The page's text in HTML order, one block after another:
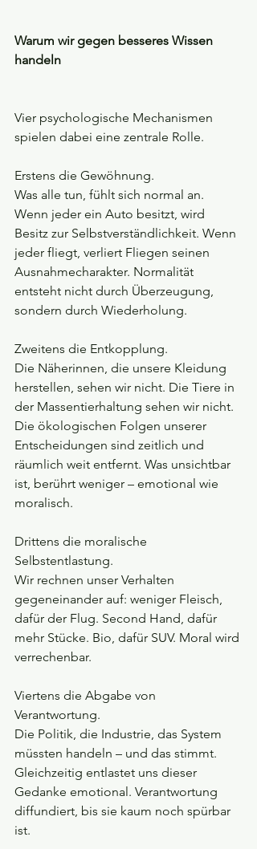
Warum wir gegen besseres Wissen
handeln
Vier psychologische Mechanismen
spielen dabei eine zentrale Rolle.
Erstens die Gewöhnung.
Was alle tun, fühlt sich normal an.
Wenn jeder ein Auto besitzt, wird
Besitz zur Selbstverständlichkeit. Wenn
jeder fliegt, verliert Fliegen seinen
Ausnahmecharakter. Normalität
entsteht nicht durch Überzeugung,
sondern durch Wiederholung.
Zweitens die Entkopplung.
Die Näherinnen, die unsere Kleidung
herstellen, sehen wir nicht. Die Tiere in
der Massentierhaltung sehen wir nicht.
Die ökologischen Folgen unserer
Entscheidungen sind zeitlich und
räumlich weit entfernt. Was unsichtbar
ist, berührt weniger – emotional wie
moralisch.
Drittens die moralische
Selbstentlastung.
Wir rechnen unser Verhalten
gegeneinander auf: weniger Fleisch,
dafür der Flug. Second Hand, dafür
mehr Stücke. Bio, dafür SUV. Moral wird
verrechenbar.
Viertens die Abgabe von
Verantwortung.
Die Politik, die Industrie, das System
müssten handeln – und das stimmt.
Gleichzeitig entlastet uns dieser
Gedanke emotional. Verantwortung
diffundiert, bis sie kaum noch spürbar
ist.